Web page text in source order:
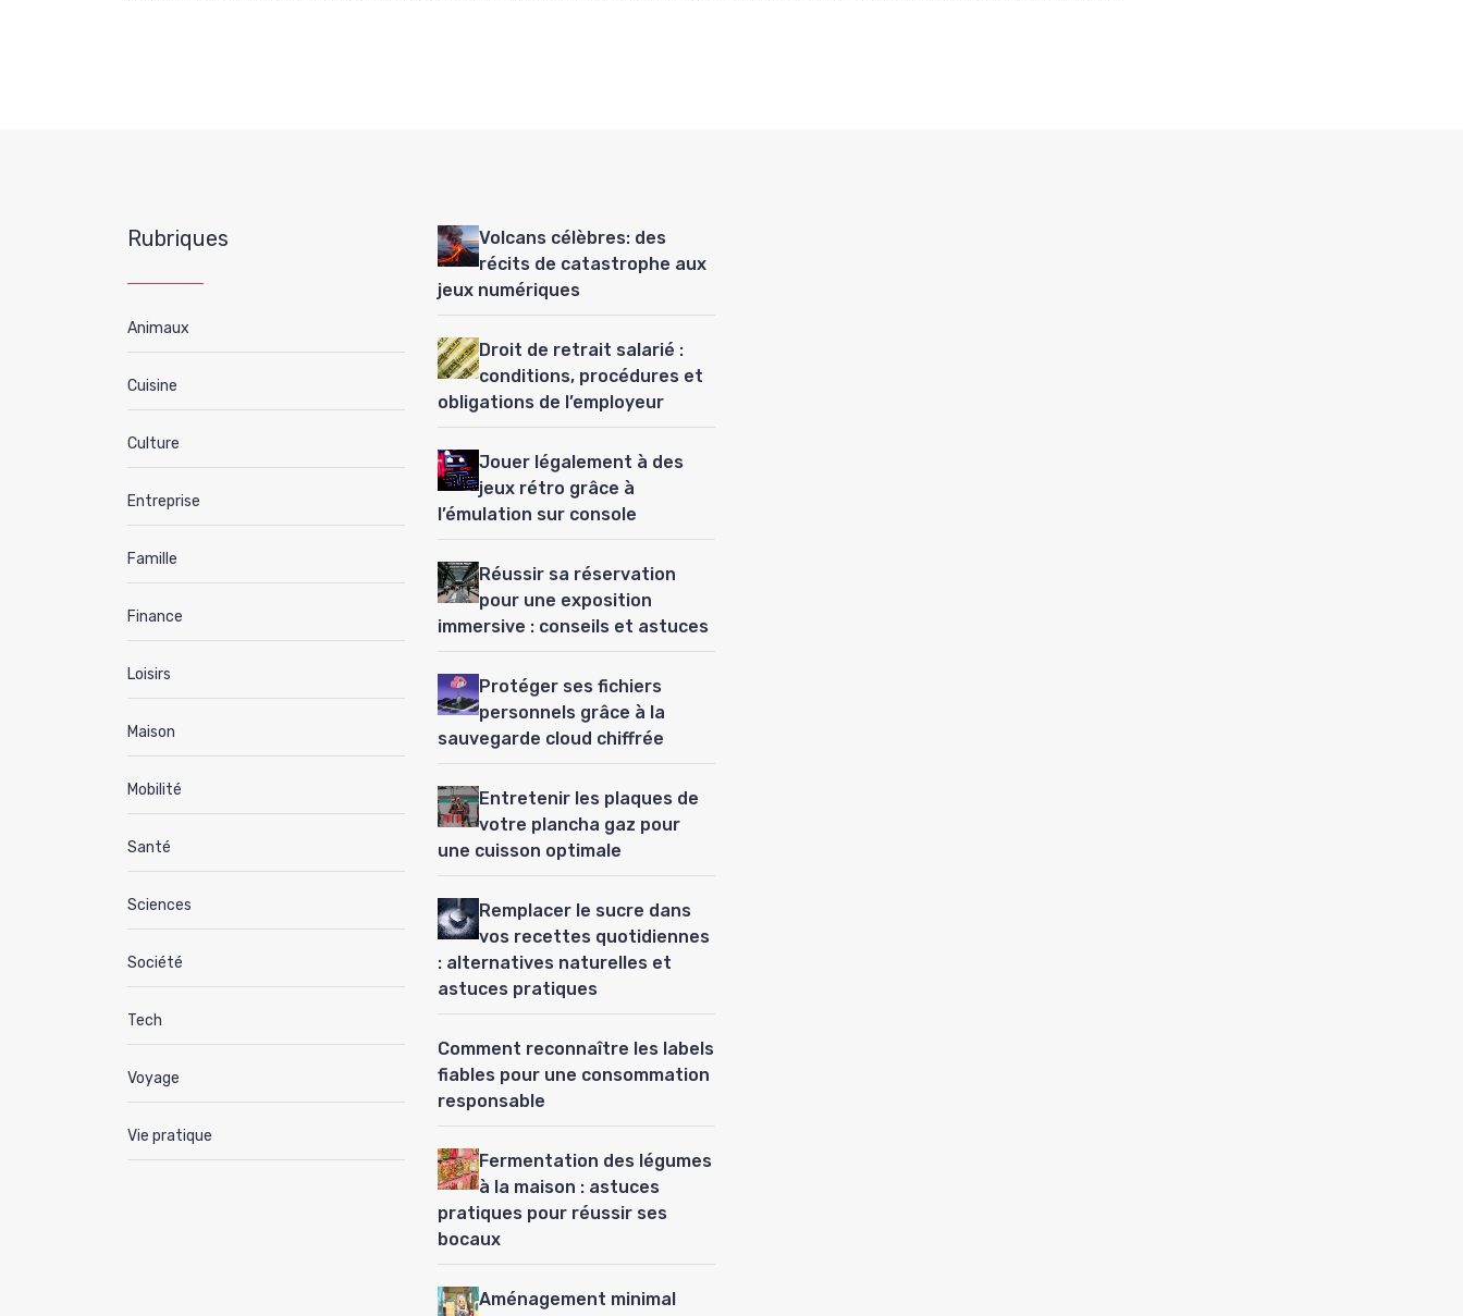
Rubriques
Animaux
Cuisine
Culture
Entreprise
Famille
Finance
Loisirs
Maison
Mobilité
Santé
Sciences
Société
Tech
Voyage
Vie pratique
Volcans célèbres: des
récits de catastrophe aux
jeux numériques
Droit de retrait salarié :
conditions, procédures et
obligations de l’employeur
Jouer légalement à des
jeux rétro grâce à
l’émulation sur console
Réussir sa réservation
pour une exposition
immersive : conseils et astuces
Protéger ses fichiers
personnels grâce à la
sauvegarde cloud chiffrée
Entretenir les plaques de
votre plancha gaz pour
une cuisson optimale
Remplacer le sucre dans
vos recettes quotidiennes
: alternatives naturelles et
astuces pratiques
Comment reconnaître les labels
fiables pour une consommation
responsable
Fermentation des légumes
à la maison : astuces
pratiques pour réussir ses
bocaux
Aménagement minimal